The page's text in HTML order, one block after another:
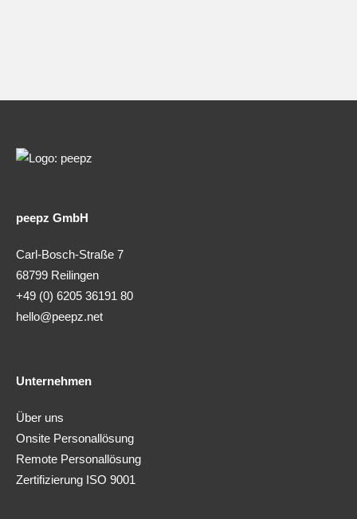
peepz GmbH
Carl-Bosch-Straße 7
68799 Reilingen
+49 (0) 6205 36191 80
hello@peepz.net
Unternehmen
Über uns
Onsite Personallösung
Remote Personallösung
Zertifizierung ISO 9001